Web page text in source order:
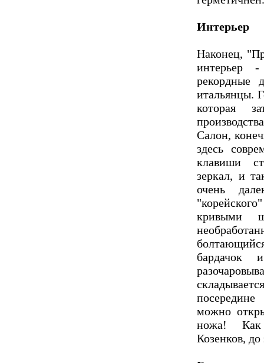
Интерьер
Наконец,
интерьер
рекордные
итальянцы.
которая
Салон,
здесь
клавиши
зеркал, и
очень
кривыми
бардачок
можно
ножа! Как
Козенков,